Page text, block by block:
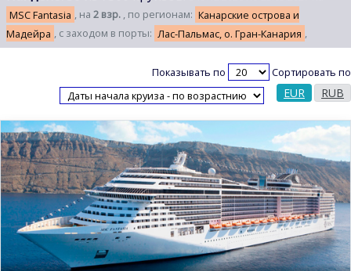
MSC Fantasia , на 2 взр. , по регионам: Канарские острова и
Мадейра , с заходом в порты: Лас-Пальмас, о. Гран-Канария ,
Показывать по Сортировать по
EUR RUB